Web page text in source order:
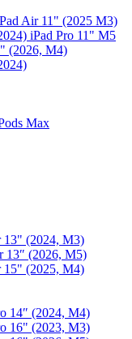
Air 11" (2025 M3)
iPad Pro 11" M5
(2026, M4)
Max
13" (2024, M3)
13″ (2026, M5)
(2025, M4)
14″ (2024, M4)
16" (2023, M3)